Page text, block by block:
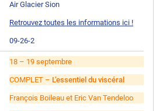
Air Glacier Sion
Retrouvez toutes les informations ici !
09-26-2
18 – 19 septembre
COMPLET – L’essentiel du viscéral
François Boileau et Eric Van Tendeloo